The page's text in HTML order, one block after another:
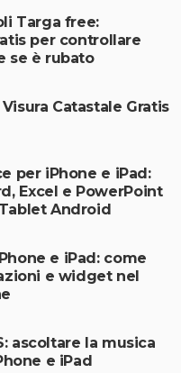
Targa free:
per controllare
se è rubato
Catastale Gratis
per iPhone e iPad:
Excel e PowerPoint
Android
e iPad: come
e widget nel
ascoltare la musica
e iPad